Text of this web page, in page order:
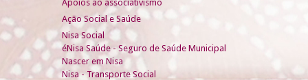
Apoios ao associativismo
Ação Social e Saúde
Nisa Social
éNisa Saúde - Seguro de Saúde Municipal
Nascer em Nisa
Nisa - Transporte Social